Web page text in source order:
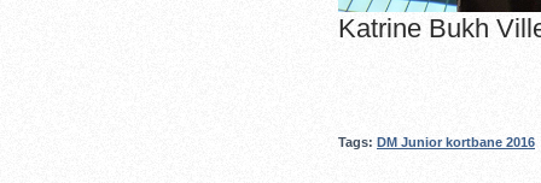
Katrine Bukh
Tags: DM Junior kortbane 2016